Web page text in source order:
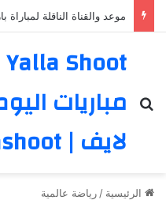
مباريات
لايف | yallashoot
بحث عن
الرئيسية / رياضة عالمية